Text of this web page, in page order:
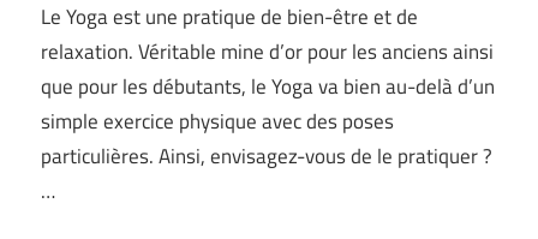
Le Yoga est une pratique de bien-être et de
relaxation. Véritable mine d’or pour les anciens ainsi
que pour les débutants, le Yoga va bien au-delà d’un
simple exercice physique avec des poses
particulières. Ainsi, envisagez-vous de le pratiquer ?
…